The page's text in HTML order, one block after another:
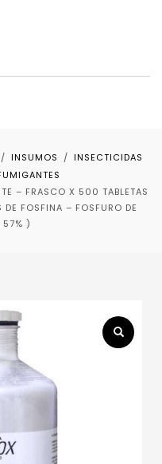
INSUMOS
INSECTICIDAS
– FRASCO X 500 TABLETAS
DE FOSFINA – FOSFURO DE
57% )